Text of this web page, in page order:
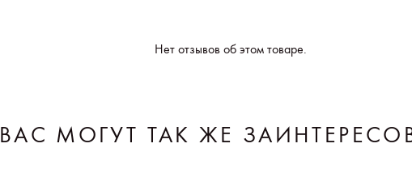
Нет отзывов об этом товаре.
ВАС МОГУТ ТАК ЖЕ